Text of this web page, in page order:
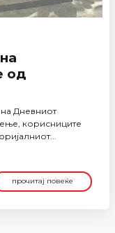
од
Дневниот
корисниците
прочитај повеќе